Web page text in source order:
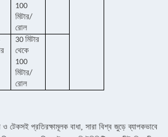
100
মিটার/
রোল
30 মিটার
থেকে
100
মিটার/
রোল
টেকসই প্রতিরক্ষামূলক বাধা, সারা বিশ্ব জুড়ে ব্যাপকভাবে